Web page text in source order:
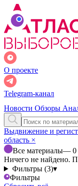
О проекте
Telegram-канал
Новости Обзоры
Выдвижение и
область ×
Все материалы— 0
Ничего не найдено.
Фильтры (3)▾
Фильтры